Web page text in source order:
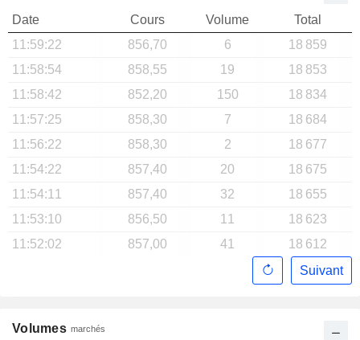
Volumes marchés
Date Cours Volume
Total
11:59:22
856,70 6
18 859
11:58:54
858,55 19
18 853
11:58:42
852,20 150
18 834
11:57:25
858,30 7
18 684
11:56:22
858,30 2
18 677
11:54:22
857,40 20
18 675
11:54:11
857,40 32
18 655
11:53:10
856,50 11
18 623
11:52:02
857,00 41
18 612
Suivant